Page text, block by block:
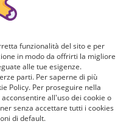
funzionalità del sito e per
in modo da offrirti la migliore
alle tue esigenze.
parti. Per saperne di più
Policy. Per proseguire nella
all'uso dei cookie o
senza accettare tutti i cookies
di default.